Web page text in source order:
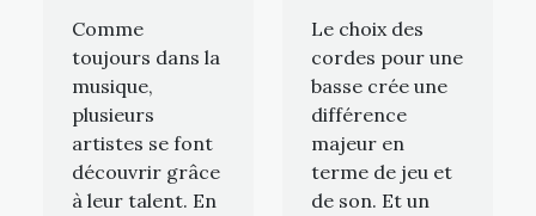
Comme
toujours dans la
musique,
plusieurs
artistes se font
découvrir grâce
à leur talent. En
Le choix des
cordes pour une
basse crée une
différence
majeur en
terme de jeu et
de son. Et un